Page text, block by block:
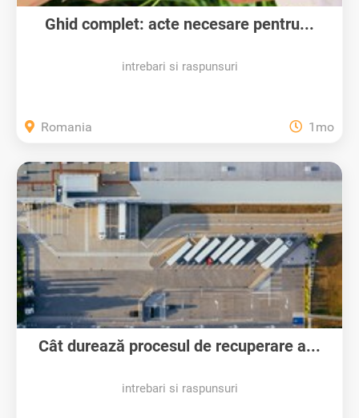
Ghid complet: acte necesare pentru...
intrebari si raspunsuri
Romania 1mo
Cât durează procesul de recuperare a...
intrebari si raspunsuri